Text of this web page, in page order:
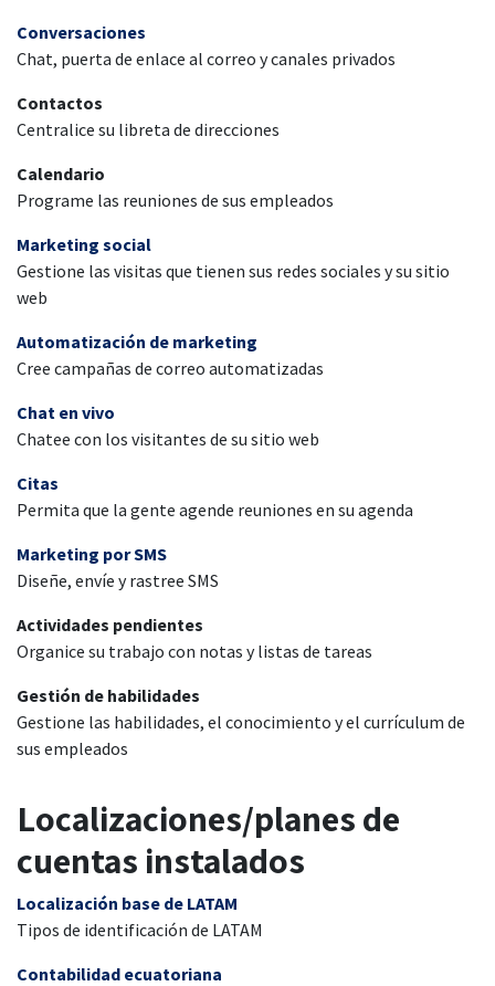
Conversaciones
Chat, puerta de enlace al correo y canales privados
Contactos
Centralice su libreta de direcciones
Calendario
Programe las reuniones de sus empleados
Marketing social
Gestione las visitas que tienen sus redes sociales y su sitio
web
Automatización de marketing
Cree campañas de correo automatizadas
Chat en vivo
Chatee con los visitantes de su sitio web
Citas
Permita que la gente agende reuniones en su agenda
Marketing por SMS
Diseñe, envíe y rastree SMS
Actividades pendientes
Organice su trabajo con notas y listas de tareas
Gestión de habilidades
Gestione las habilidades, el conocimiento y el currículum de
sus empleados
Localizaciones/planes de
cuentas instalados
Localización base de LATAM
Tipos de identificación de LATAM
Contabilidad ecuatoriana